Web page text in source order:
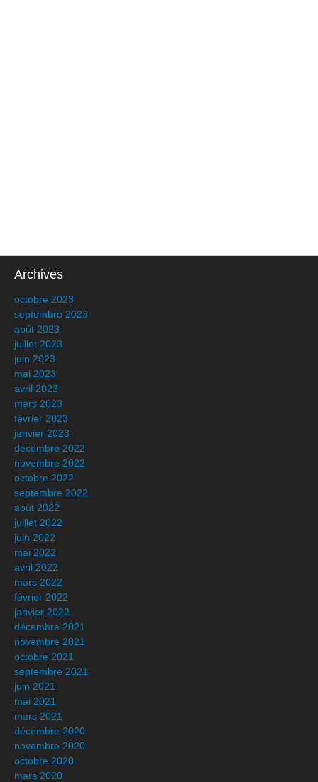
Archives
octobre 2023
septembre 2023
août 2023
juillet 2023
juin 2023
mai 2023
avril 2023
mars 2023
février 2023
janvier 2023
décembre 2022
novembre 2022
octobre 2022
septembre 2022
août 2022
juillet 2022
juin 2022
mai 2022
avril 2022
mars 2022
février 2022
janvier 2022
décembre 2021
novembre 2021
octobre 2021
septembre 2021
juin 2021
mai 2021
mars 2021
décembre 2020
novembre 2020
octobre 2020
mars 2020